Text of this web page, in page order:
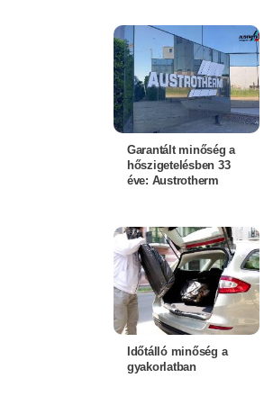
Garantált minőség a
hőszigetelésben 33
éve: Austrotherm
Időtálló minőség a
gyakorlatban